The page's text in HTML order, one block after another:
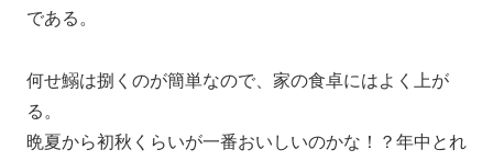
である。
何せ鰯は捌くのが簡単なので、家の食卓にはよく上が
る。
晩夏から初秋くらいが一番おいしいのかな！？年中とれ